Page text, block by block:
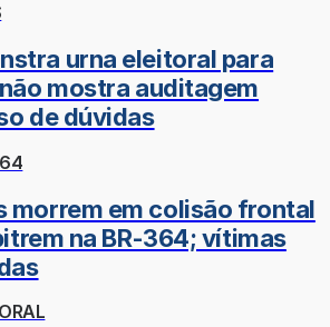
urna eleitoral para
mostra auditagem
de dúvidas
morrem em colisão frontal
na BR-364; vítimas